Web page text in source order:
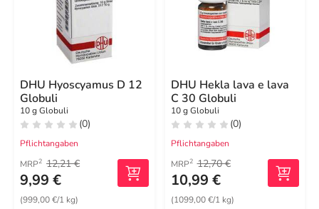
DHU Hyoscyamus D 12
Globuli
10 g Globuli
(0)
Pflichtangaben
MRP2 12,21 €
9,99 €
(999,00 €/1 kg)
DHU Hekla lava e lava
C 30 Globuli
10 g Globuli
(0)
Pflichtangaben
MRP2 12,70 €
10,99 €
(1099,00 €/1 kg)